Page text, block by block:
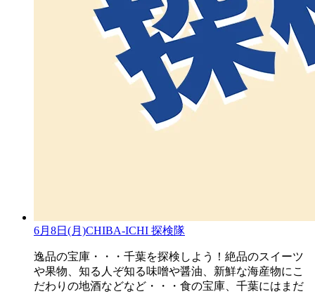
6月8日(月)CHIBA-ICHI 探検隊
逸品の宝庫・・・千葉を探検しよう！絶品のスイーツ
や果物、知る人ぞ知る味噌や醤油、新鮮な海産物にこ
だわりの地酒などなど・・・食の宝庫、千葉にはまだ